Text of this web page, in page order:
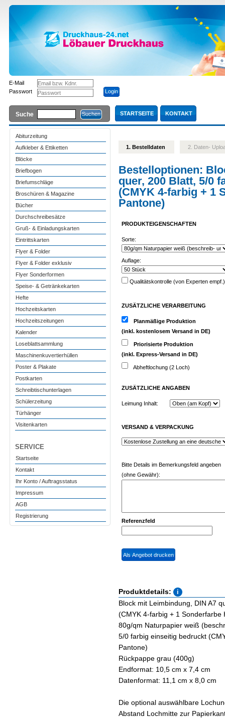
E-Mail
Passwort
Suche STARTSEITE KONTAKT
Abiturzeitung
Aufkleber & Ettiketten
Blöcke
Briefbogen
Briefumschläge
Broschüren & Magazine
Bücher
Durchschreibesätze
Gruß- & Einladungskarten
Eintrittskarten
Flyer & Folder
Flyer & Folder exklusiv
Flyer Sonderformen
Speise- & Getränkekarten
Hefte
Hochzeitskarten
Hochzeitszeitungen
Kalender
Loseblattsammlung
Maschinenkuvertierhüllen
Poster & Plakate
Postkarten
Schreibtischunterlagen
Schülerzeitung
Türhänger
Visitenkarten
SERVICE
Startseite
Kontakt
Ihr Konto / Auftragsstatus
Impressum
AGB
Registrierung
1. Bestelldaten 2. Daten-
Bestelloptionen:
quer, 200 Blatt, 5/0
(CMYK 4-farbig + 1
Pantone)
PRODUKTEIGENSCHAFTEN
Sorte:
Auflage:
Qualitätskontrolle (von Experten empf.)
ZUSÄTZLICHE VERARBEITUNG
Planmäßige Produktion
(inkl. kostenlosem Versand in DE)
Priorisierte Produktion
(inkl. Express-Versand in DE)
Abheftlochung (2 Loch)
ZUSÄTZLICHE ANGABEN
Leimung Inhalt:
VERSAND & VERPACKUNG
Bitte Details im Bemerkungsfeld angeben
(ohne Gewähr):
Referenzfeld
Produktdetails:
Block mit Leimbindung, DIN A7
(CMYK 4-farbig + 1 Sonderfarbe
80g/qm Naturpapier weiß
5/0 farbig einseitig bedruckt
Pantone)
Rückpappe grau (400g)
Endformat: 10,5 cm x 7,4 cm
Datenformat: 11,1 cm x 8,0 cm
Die optional auswählbare
Abstand Lochmitte zur